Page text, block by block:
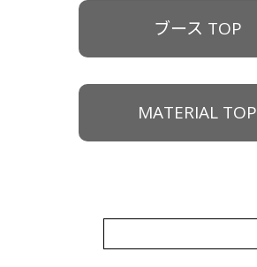
ブース TOP
MATERIAL TOP
索: